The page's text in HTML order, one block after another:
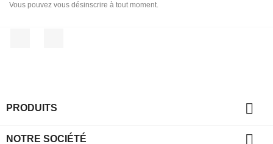
Vous pouvez vous désinscrire à tout moment.
PRODUITS 
NOTRE SOCIÉTÉ 